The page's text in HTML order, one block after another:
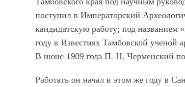
поступил в Императорский
кандидатскую работу; под названием
году в Известиях Тамбовской ученой
В июне 1909 года П. Н. Черменский
Работать он начал в этом же году в